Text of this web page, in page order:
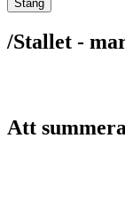
Stäng
/Stallet -
Att